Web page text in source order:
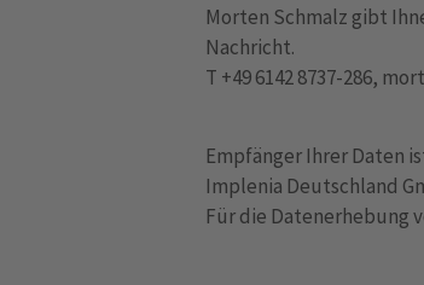
Morten Schmalz gibt
Nachricht.
T +49 6142 8737-286,
Empfänger Ihrer Daten
Implenia Deutschland
Für die Datenerhebung